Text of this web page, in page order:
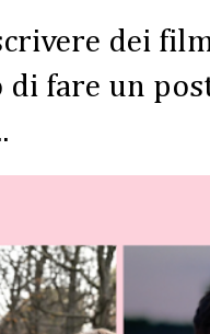
dei
di fare un